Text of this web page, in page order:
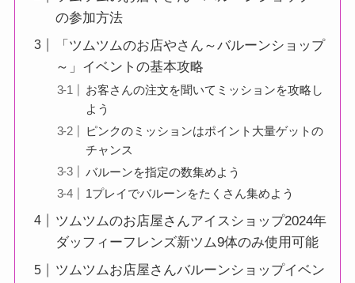
の参加方法
「ツムツムのお店やさん～バルーンショップ
～」イベントの基本攻略
お客さんの注文を聞いてミッションを攻略し
よう
ピンクのミッションはポイント大量ゲットの
チャンス
バルーンを指定の数集めよう
1プレイでバルーンをたくさん集めよう
ツムツムのお店屋さんアイスショップ2024年
ダッフィーフレンズ新ツム9体のみ使用可能
ツムツムお店屋さんバルーンショップイベン